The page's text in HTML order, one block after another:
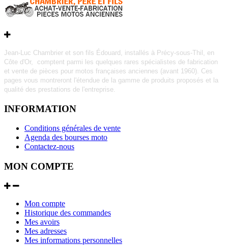
Jean-Luc Chambrier et son fils Édouard, installés à Précy-sous-Thil, en
Côte d'Or, comptent parmi les quelques rares spécialistes de fabrication
et vente de pièces pour motos françaises anciennes (avant 1960). Ces
pages vous montreront l'étendue de la gamme de produits proposés et la
qualité des prestations de l'entreprise.
INFORMATION
Conditions générales de vente
Agenda des bourses moto
Contactez-nous
MON COMPTE
Mon compte
Historique des commandes
Mes avoirs
Mes adresses
Mes informations personnelles